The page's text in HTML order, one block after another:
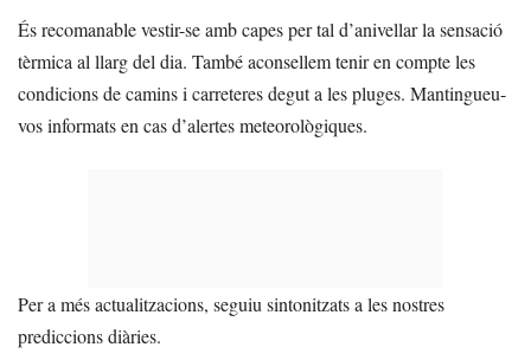
És recomanable vestir-se amb capes per tal d’anivellar la sensació
tèrmica al llarg del dia. També aconsellem tenir en compte les
condicions de camins i carreteres degut a les pluges. Mantingueu-
vos informats en cas d’alertes meteorològiques.
Per a més actualitzacions, seguiu sintonitzats a les nostres
prediccions diàries.